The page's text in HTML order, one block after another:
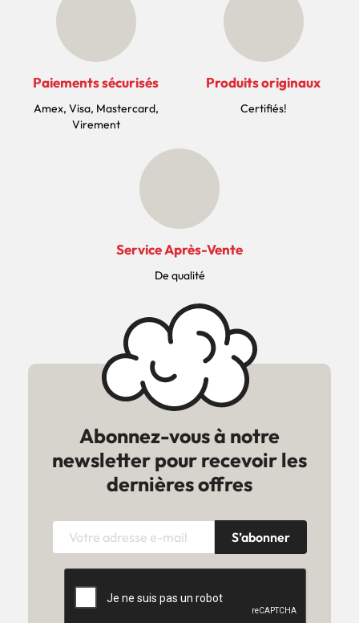
Paiements sécurisés
Amex, Visa, Mastercard,
Virement
Produits originaux
Certifiés!
Service Après-Vente
De qualité
Abonnez-vous à notre
newsletter pour recevoir les
dernières offres